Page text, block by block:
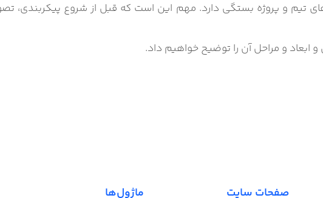
تیم و پروژه بستگی دارد. مهم این است که قبل از شروع پیکربندی،
صفحات سایت ماژول‌ها